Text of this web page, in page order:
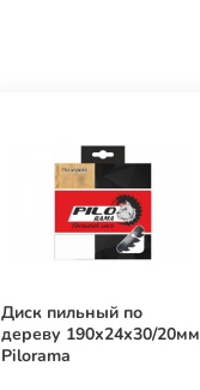
Диск пильный по
дереву 190х24х30/20мм
Pilorama